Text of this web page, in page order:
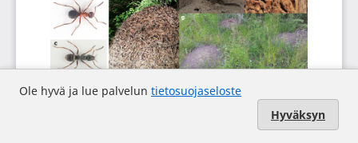
Ole hyvä ja lue palvelun tietosuojaseloste
Hyväksyn